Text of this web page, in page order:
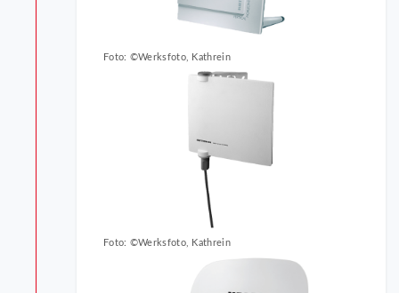
Foto: ©Werksfoto, Kathrein
Foto: ©Werksfoto, Kathrein